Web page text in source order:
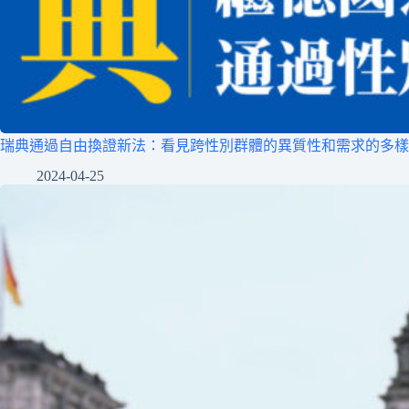
瑞典通過自由換證新法：看見跨性別群體的異質性和需求的多
2024-04-25